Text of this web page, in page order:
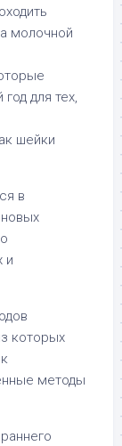
молочной
для тех,
шейки
в
и
которых
методы